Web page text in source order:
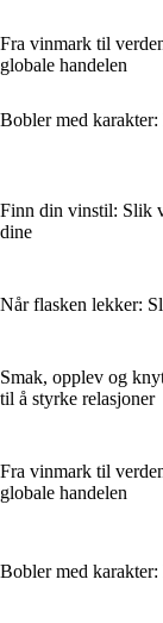
Fra vinmark til
globale handelen
Bobler med
Finn din vinstil: Slik
dine
Når flasken lekker:
Smak, opplev og
til å styrke relasjoner
Fra vinmark til
globale handelen
Bobler med